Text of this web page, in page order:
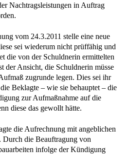
Nachtragsleistungen in Auftrag
vom 24.3.2011 stelle eine neue
sei wiederum nicht prüffähig und
die von der Schuldnerin ermittelten
der Ansicht, die Schuldnerin müsse
zugrunde legen. Dies sei ihr
Beklagte – wie sie behauptet – die
zur Aufmaßnahme auf die
diese das gewollt hätte.
die Aufrechnung mit angeblichen
Durch die Beauftragung von
infolge der Kündigung